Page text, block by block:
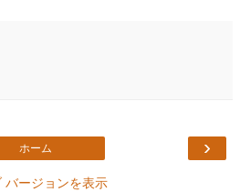
›
ホーム
バージョンを表示